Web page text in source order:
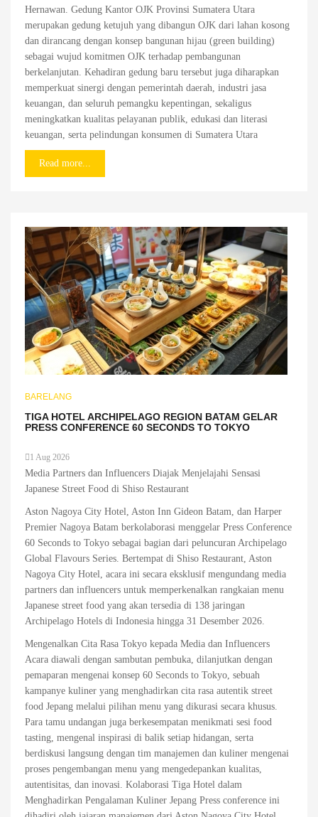
Hernawan. Gedung Kantor OJK Provinsi Sumatera Utara
merupakan gedung ketujuh yang dibangun OJK dari lahan kosong
dan dirancang dengan konsep bangunan hijau (green building)
sebagai wujud komitmen OJK terhadap pembangunan
berkelanjutan. Kehadiran gedung baru tersebut juga diharapkan
memperkuat sinergi dengan pemerintah daerah, industri jasa
keuangan, dan seluruh pemangku kepentingan, sekaligus
meningkatkan kualitas pelayanan publik, edukasi dan literasi
keuangan, serta pelindungan konsumen di Sumatera Utara
Read more...
BARELANG
TIGA HOTEL ARCHIPELAGO REGION BATAM GELAR
PRESS CONFERENCE 60 SECONDS TO TOKYO
1 Aug 2026
Media Partners dan Influencers Diajak Menjelajahi Sensasi
Japanese Street Food di Shiso Restaurant
Aston Nagoya City Hotel, Aston Inn Gideon Batam, dan Harper
Premier Nagoya Batam berkolaborasi menggelar Press Conference
60 Seconds to Tokyo sebagai bagian dari peluncuran Archipelago
Global Flavours Series. Bertempat di Shiso Restaurant, Aston
Nagoya City Hotel, acara ini secara eksklusif mengundang media
partners dan influencers untuk memperkenalkan rangkaian menu
Japanese street food yang akan tersedia di 138 jaringan
Archipelago Hotels di Indonesia hingga 31 Desember 2026.
Mengenalkan Cita Rasa Tokyo kepada Media dan Influencers
Acara diawali dengan sambutan pembuka, dilanjutkan dengan
pemaparan mengenai konsep 60 Seconds to Tokyo, sebuah
kampanye kuliner yang menghadirkan cita rasa autentik street
food Jepang melalui pilihan menu yang dikurasi secara khusus.
Para tamu undangan juga berkesempatan menikmati sesi food
tasting, mengenal inspirasi di balik setiap hidangan, serta
berdiskusi langsung dengan tim manajemen dan kuliner mengenai
proses pengembangan menu yang mengedepankan kualitas,
autentisitas, dan inovasi. Kolaborasi Tiga Hotel dalam
Menghadirkan Pengalaman Kuliner Jepang Press conference ini